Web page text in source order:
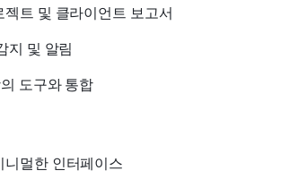
젝트 및 클라이언트 보고서
지 및 알림
도구와 통합
니멀한 인터페이스